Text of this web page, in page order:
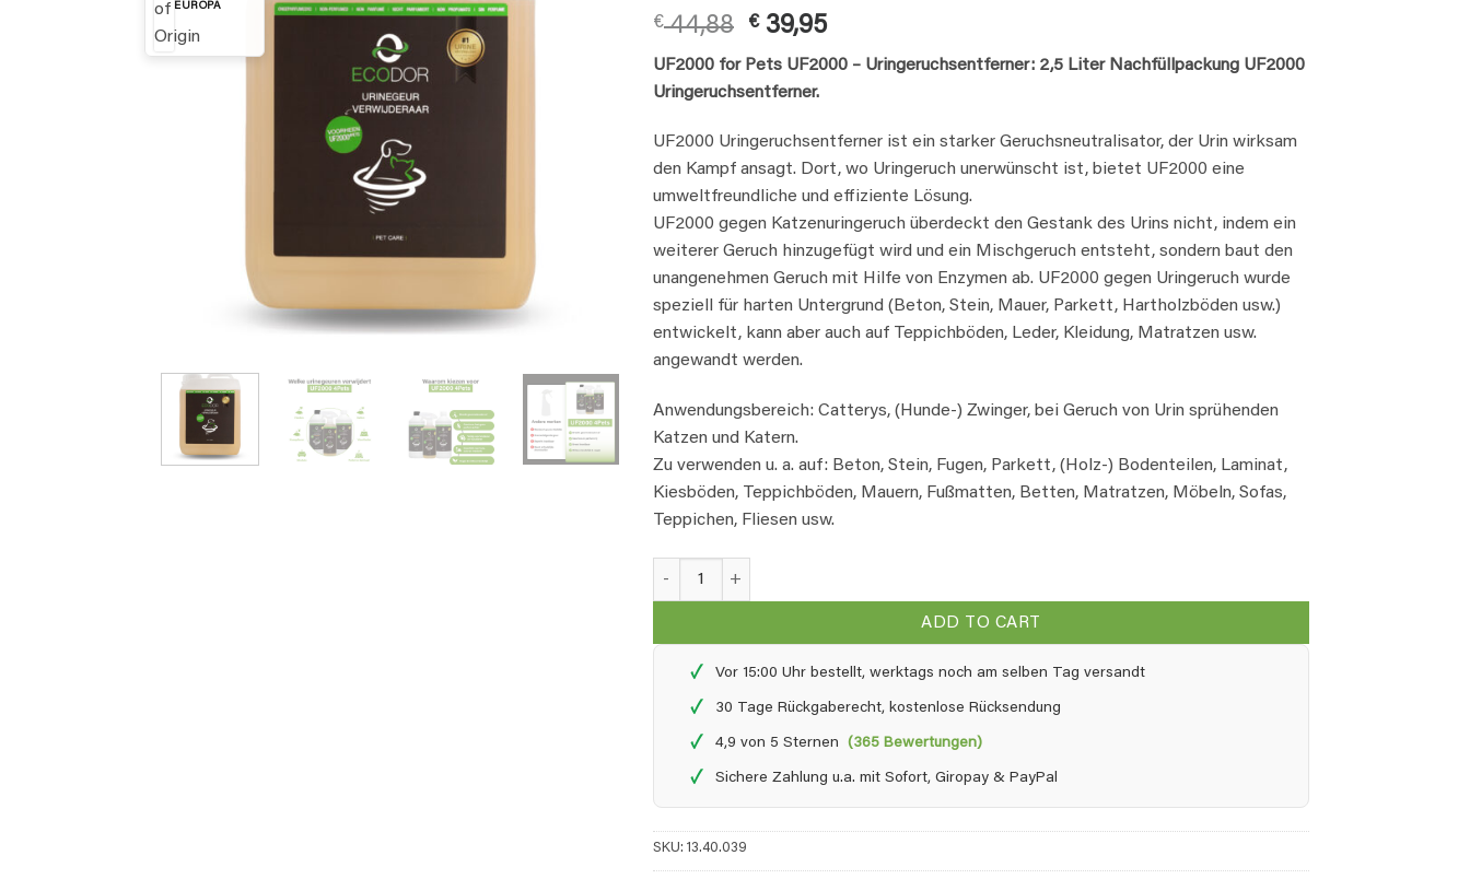
EUROPA
out of 5
based on
customer
ratings
€44,88 Original
price
was:
€ 44,88.
€39,95Current
price
is:
UF2000 for Pets UF2000 – Uringeruchsentferner​: 2,5 Liter Nachfüllpackung UF2000
Uringeruchsentferner.
UF2000 Uringeruchsentferner ist ein starker Geruchsneutralisator, der Urin wirksam
den Kampf ansagt. Dort, wo Uringeruch unerwünscht ist, bietet UF2000 eine
umweltfreundliche und effiziente Lösung.
UF2000 gegen Katzenuringeruch überdeckt den Gestank des Urins nicht, indem ein
weiterer Geruch hinzugefügt wird und ein Mischgeruch entsteht, sondern baut den
unangenehmen Geruch mit Hilfe von Enzymen ab. UF2000 gegen Uringeruch wurde
speziell für harten Untergrund (Beton, Stein, Mauer, Parkett, Hartholzböden usw.)
entwickelt, kann aber auch auf Teppichböden, Leder, Kleidung, Matratzen usw.
angewandt werden.
Anwendungsbereich: Catterys, (Hunde-) Zwinger, bei Geruch von Urin sprühenden
Katzen und Katern.
Zu verwenden u. a. auf: Beton, Stein, Fugen, Parkett, (Holz-) Bodenteilen, Laminat,
Kiesböden, Teppichböden, Mauern, Fußmatten, Betten, Matratzen, Möbeln, Sofas,
Teppichen, Fliesen usw.
ADD TO CART
✓ Vor 15:00 Uhr bestellt, werktags noch am selben Tag versandt
✓ 30 Tage Rückgaberecht, kostenlose Rücksendung
✓ 4,9 von 5 Sternen(365 Bewertungen)
✓ Sichere Zahlung u.a. mit Sofort, Giropay & PayPal
SKU: 13.40.039